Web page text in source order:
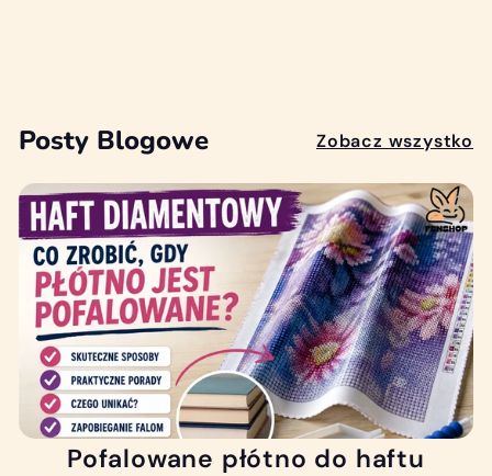
0
z
Posty Blogowe Zobacz wszystko
Pofalowane płótno do haftu